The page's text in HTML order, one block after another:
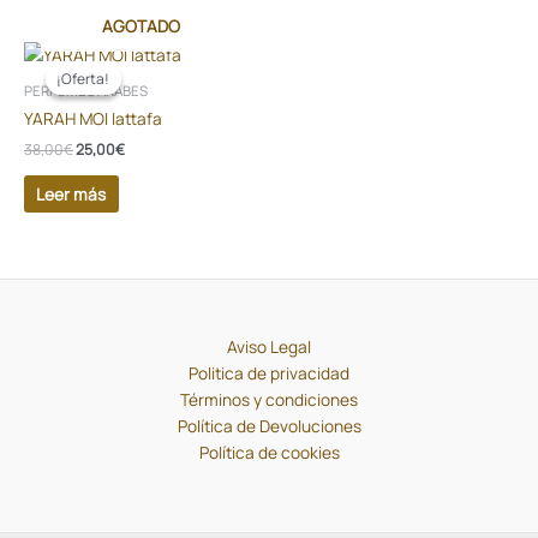
¡Oferta!
AGOTADO
¡Oferta!
PERFUMES ÁRABES
YARAH MOI lattafa
38,00€
El
precio
original
era:
38,00€.
25,00€
El
precio
actual
25,00€.
Leer más
Aviso Legal
Politica de privacidad
Términos y condiciones
Política de Devoluciones
Política de cookies